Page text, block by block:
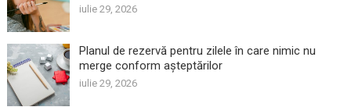
iulie 29, 2026
Planul de rezervă pentru zilele în care nimic nu
merge conform așteptărilor
iulie 29, 2026